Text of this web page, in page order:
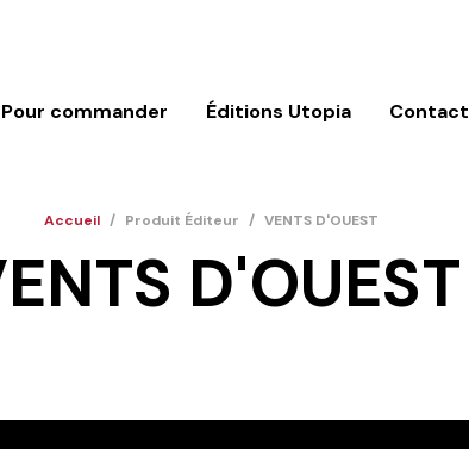
Pour commander Éditions Utopia Contact
Accueil / Produit Éditeur / VENTS D'OUEST
D'OUEST